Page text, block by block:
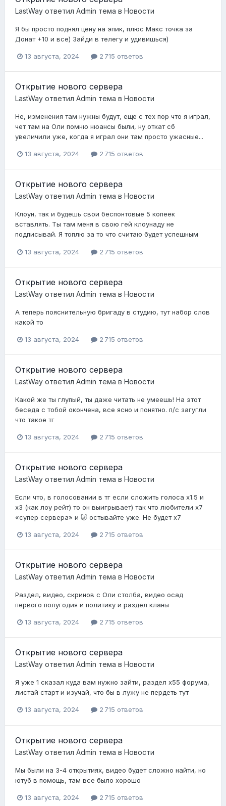
LastWay ответил Admin тема в Новости
Я бы просто поднял цену на эпик, плюс Макс точка за
Донат +10 и все) Зайди в телегу и удивишься)
13 августа, 2024 2 715 ответов
Открытие нового сервера
LastWay ответил Admin тема в Новости
Не, изменения там нужны будут, еще с тех пор что я играл,
чет там на Оли помню нюансы были, ну откат сб
увеличили уже, когда я играл они там просто ужасные...
13 августа, 2024 2 715 ответов
Открытие нового сервера
LastWay ответил Admin тема в Новости
Клоун, так и будешь свои беспонтовые 5 копеек
вставлять. Ты там меня в свою гей клоунаду не
подписывай. Я топлю за то что считаю будет успешным
13 августа, 2024 2 715 ответов
Открытие нового сервера
LastWay ответил Admin тема в Новости
А теперь пояснительную бригаду в студию, тут набор слов
какой то
13 августа, 2024 2 715 ответов
Открытие нового сервера
LastWay ответил Admin тема в Новости
Какой же ты глупый, ты даже читать не умеешь! На этот
беседа с тобой окончена, все ясно и понятно. п/с загугли
что такое тг
13 августа, 2024 2 715 ответов
Открытие нового сервера
LastWay ответил Admin тема в Новости
Если что, в голосовании в тг если сложить голоса х1.5 и
х3 (как лоу рейт) то он выигрывает) так что любители х7
«супер сервера» и 🐷 остывайте уже. Не будет х7
13 августа, 2024 2 715 ответов
Открытие нового сервера
LastWay ответил Admin тема в Новости
Раздел, видео, скринов с Оли столба, видео осад
первого полугодия и политику и раздел кланы
13 августа, 2024 2 715 ответов
Открытие нового сервера
LastWay ответил Admin тема в Новости
Я уже 1 сказал куда вам нужно зайти, раздел х55 форума,
листай старт и изучай, что бы в лужу не пердеть тут
13 августа, 2024 2 715 ответов
Открытие нового сервера
LastWay ответил Admin тема в Новости
Мы были на 3-4 открытиях, видео будет сложно найти, но
ютуб в помощь, там все было хорошо
13 августа, 2024 2 715 ответов